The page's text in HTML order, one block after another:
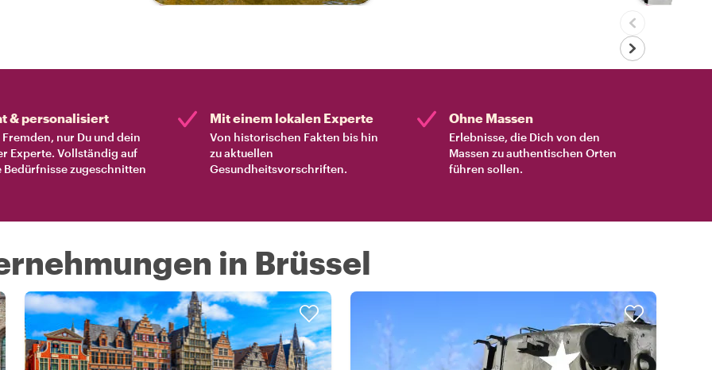
& personalisiert
nur Du und dein
Experte. Vollständig auf
Bedürfnisse zugeschnitten
Mit einem lokalen Experte
Von historischen Fakten bis hin
zu aktuellen
Gesundheitsvorschriften.
Ohne Massen
Erlebnisse, die Dich von den
Massen zu authentischen Orten
führen sollen.
in Brüssel